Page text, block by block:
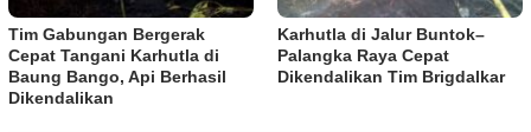
Tim Gabungan Bergerak
Cepat Tangani Karhutla di
Baung Bango, Api Berhasil
Dikendalikan
Karhutla di Jalur Buntok–
Palangka Raya Cepat
Dikendalikan Tim Brigdalkar